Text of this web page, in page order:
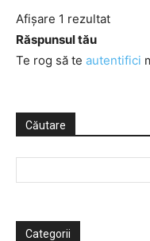
Afișare 1 rezultat
Răspunsul tău
Te rog să te autentifici
Căutare
Categorii